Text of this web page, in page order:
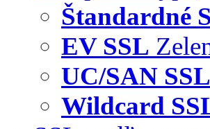
Štandardné
EV SSL
UC/SAN SSL
Wildcard